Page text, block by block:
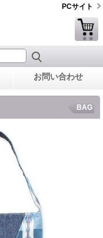
PCサイト
お問い合わせ
BAG